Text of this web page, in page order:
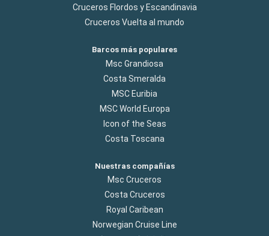
Cruceros Flordos y Escandinavia
Cruceros Vuelta al mundo
Barcos más populares
Msc Grandiosa
Costa Smeralda
MSC Euribia
MSC World Europa
Icon of the Seas
Costa Toscana
Nuestras compañías
Msc Cruceros
Costa Cruceros
Royal Caribean
Norwegian Cruise Line